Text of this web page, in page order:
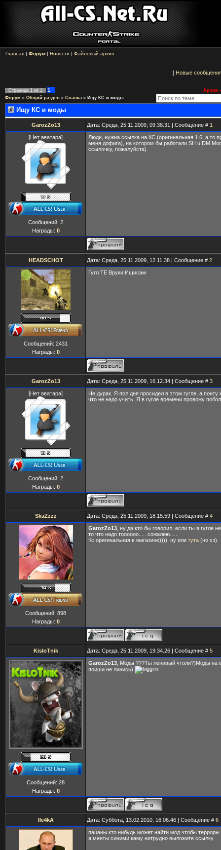
Главная | Форум | Новости | Файловый архив
[ Новые
Страница 1 из 1 1
Архив -
Форум » Общий раздел » Свалка » Ищу КС и моды
Ищу КС и моды
GarozZo13 Дата: Среда, 25.11.2009, 09.38.31 | Сообщение # 1
[Нет аватара]
Сообщений: 2
Награды: 0
Люди, нужна ссылка на КС (оригинальная 1.6, а то
меня дофига), на котором бы работали SH u DM
ссылочку, пожалуйста).
HEADSCHOT Дата: Среда, 25.11.2009, 12.11.38 | Сообщение # 2
Сообщений: 2431
Награды: 0
Гугл ТЕ Вруки Ищисам
GarozZo13 Дата: Среда, 25.11.2009, 16.12.34 | Сообщение # 3
[Нет аватара]
Сообщений: 2
Награды: 0
Не дурак. Я пол дня просидел в этом гугле, а понту
что не надо учить. Я в гугле времени провожу
SkaZzzz Дата: Среда, 25.11.2009, 18.15.59 | Сообщение # 4
Сообщений: 898
Награды: 0
GarozZo13 , ну да кто бы говорил, если ты в гугле
то что надо тоооооо..... сожалею......
Кс оригинальная в магазине)))), ну или тута (но хз).
KisloTnik Дата: Среда, 25.11.2009, 19.34.26 | Сообщение # 5
Сообщений: 28
Награды: 0
GarozZo13 , Моды ???Ты ленивый чтоли?)Моды на
поиши не линись)
IIe4kA Дата: Суббота, 13.02.2010, 16.06.46 | Сообщение # 6
пацаны кто нибудь может найти мод чтобы
а менты синими каму нитрудно выложите ссылку